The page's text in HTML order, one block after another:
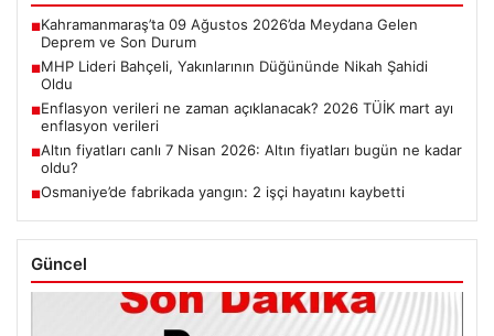
■Kahramanmaraş’ta 09 Ağustos 2026’da Meydana Gelen
Deprem ve Son Durum
■MHP Lideri Bahçeli, Yakınlarının Düğününde Nikah Şahidi
Oldu
■Enflasyon verileri ne zaman açıklanacak? 2026 TÜİK mart ayı
enflasyon verileri
■Altın fiyatları canlı 7 Nisan 2026: Altın fiyatları bugün ne kadar
oldu?
■Osmaniye’de fabrikada yangın: 2 işçi hayatını kaybetti
Güncel